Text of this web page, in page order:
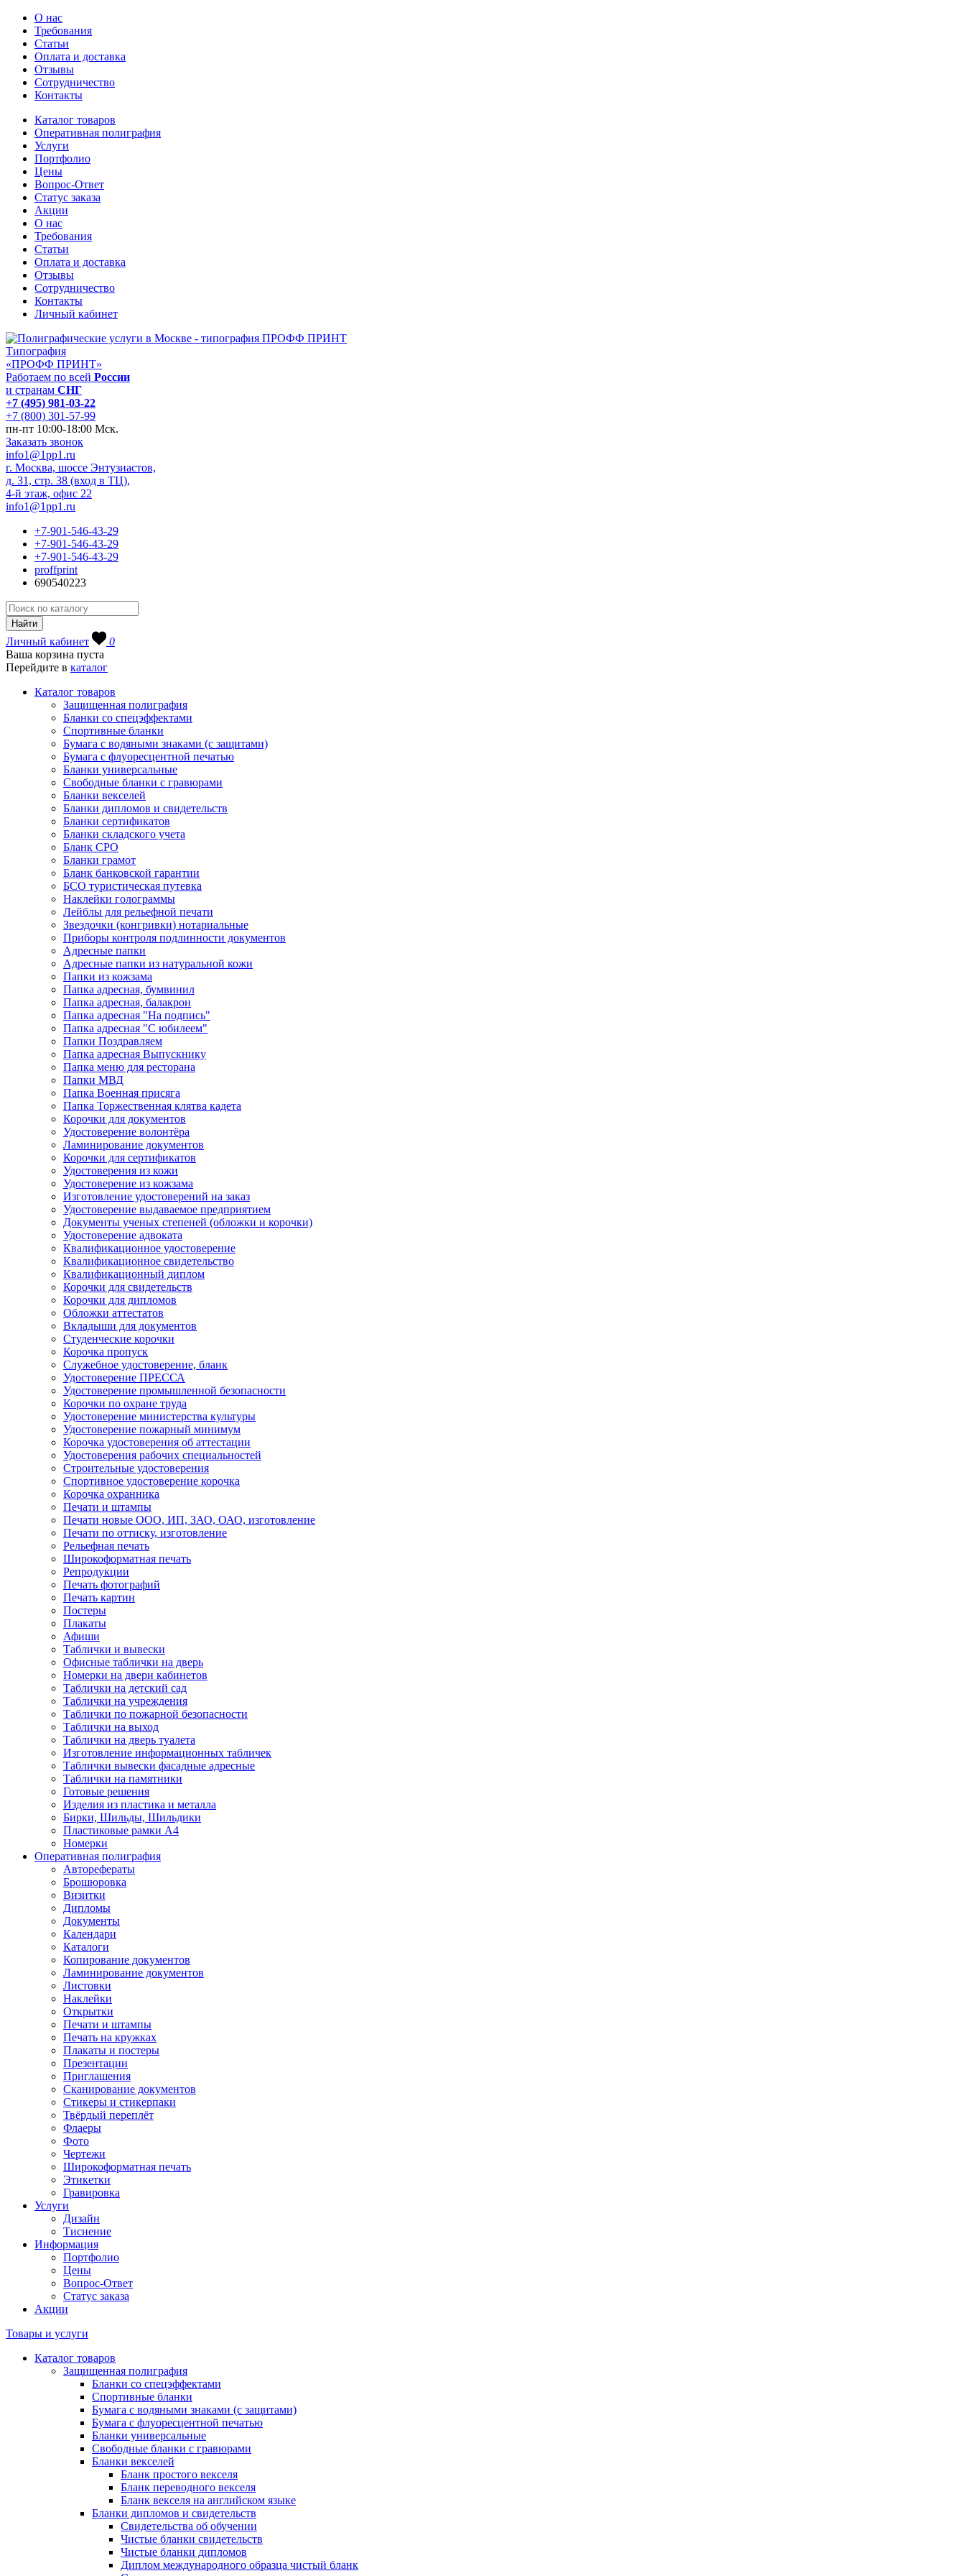
О нас
Требования
Статьи
Оплата и доставка
Отзывы
Сотрудничество
Контакты
Каталог товаров
Оперативная полиграфия
Услуги
Портфолио
Цены
Вопрос-Ответ
Статус заказа
Акции
О нас
Требования
Статьи
Оплата и доставка
Отзывы
Сотрудничество
Контакты
Личный кабинет
Типография
«ПРОФФ ПРИНТ»
Работаем по всей России
и странам СНГ
+7 (495) 981-03-22
+7 (800) 301-57-99
пн-пт 10:00-18:00 Мск.
Заказать звонок
info1@1pp1.ru
г. Москва, шоссе Энтузиастов,
д. 31, стр. 38 (вход в ТЦ),
4-й этаж, офис 22
info1@1pp1.ru
+7-901-546-43-29
+7-901-546-43-29
+7-901-546-43-29
proffprint
690540223
Личный кабинет
0
Ваша корзина пуста
Перейдите в каталог
Каталог товаров
Защищенная полиграфия
Бланки со спецэффектами
Спортивные бланки
Бумага с водяными знаками (с защитами)
Бумага с флуоресцентной печатью
Бланки универсальные
Свободные бланки с гравюрами
Бланки векселей
Бланки дипломов и свидетельств
Бланки сертификатов
Бланки складского учета
Бланк СРО
Бланки грамот
Бланк банковской гарантии
БСО туристическая путевка
Наклейки голограммы
Лейблы для рельефной печати
Звездочки (конгривки) нотариальные
Приборы контроля подлинности документов
Адресные папки
Адресные папки из натуральной кожи
Папки из кожзама
Папка адресная, бумвинил
Папка адресная, балакрон
Папка адресная "На подпись"
Папка адресная "C юбилеем"
Папки Поздравляем
Папка адресная Выпускнику
Папка меню для ресторана
Папки МВД
Папка Военная присяга
Папка Торжественная клятва кадета
Корочки для документов
Удостоверение волонтёра
Ламинирование документов
Корочки для сертификатов
Удостоверения из кожи
Удостоверение из кожзама
Изготовление удостоверений на заказ
Удостоверение выдаваемое предприятием
Документы ученых степеней (обложки и корочки)
Удостоверение адвоката
Квалификационное удостоверение
Квалификационное свидетельство
Квалификационный диплом
Корочки для свидетельств
Корочки для дипломов
Обложки аттестатов
Вкладыши для документов
Студенческие корочки
Корочка пропуск
Служебное удостоверение, бланк
Удостоверение ПРЕССА
Удостоверение промышленной безопасности
Корочки по охране труда
Удостоверение министерства культуры
Удостоверение пожарный минимум
Корочка удостоверения об аттестации
Удостоверения рабочих специальностей
Строительные удостоверения
Спортивное удостоверение корочка
Корочка охранника
Печати и штампы
Печати новые ООО, ИП, ЗАО, ОАО, изготовление
Печати по оттиску, изготовление
Рельефная печать
Широкоформатная печать
Репродукции
Печать фотографий
Печать картин
Постеры
Плакаты
Афиши
Таблички и вывески
Офисные таблички на дверь
Номерки на двери кабинетов
Таблички на детский сад
Таблички на учреждения
Таблички по пожарной безопасности
Таблички на выход
Таблички на дверь туалета
Изготовление информационных табличек
Таблички вывески фасадные адресные
Таблички на памятники
Готовые решения
Изделия из пластика и металла
Бирки, Шильды, Шильдики
Пластиковые рамки А4
Номерки
Оперативная полиграфия
Авторефераты
Брошюровка
Визитки
Дипломы
Документы
Календари
Каталоги
Копирование документов
Ламинирование документов
Листовки
Наклейки
Открытки
Печати и штампы
Печать на кружках
Плакаты и постеры
Презентации
Приглашения
Сканирование документов
Стикеры и стикерпаки
Твёрдый переплёт
Флаеры
Фото
Чертежи
Широкоформатная печать
Этикетки
Гравировка
Услуги
Дизайн
Тиснение
Информация
Портфолио
Цены
Вопрос-Ответ
Статус заказа
Акции
Товары и услуги
Каталог товаров
Защищенная полиграфия
Бланки со спецэффектами
Спортивные бланки
Бумага с водяными знаками (с защитами)
Бумага с флуоресцентной печатью
Бланки универсальные
Свободные бланки с гравюрами
Бланки векселей
Бланк простого векселя
Бланк переводного векселя
Бланк векселя на английском языке
Бланки дипломов и свидетельств
Свидетельства об обучении
Чистые бланки свидетельств
Чистые бланки дипломов
Диплом международного образца чистый бланк